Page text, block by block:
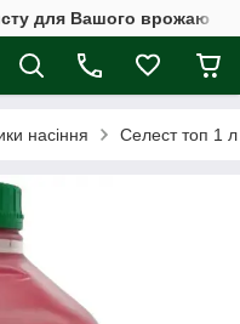
для Вашого врожаю
насіння Селест топ 1